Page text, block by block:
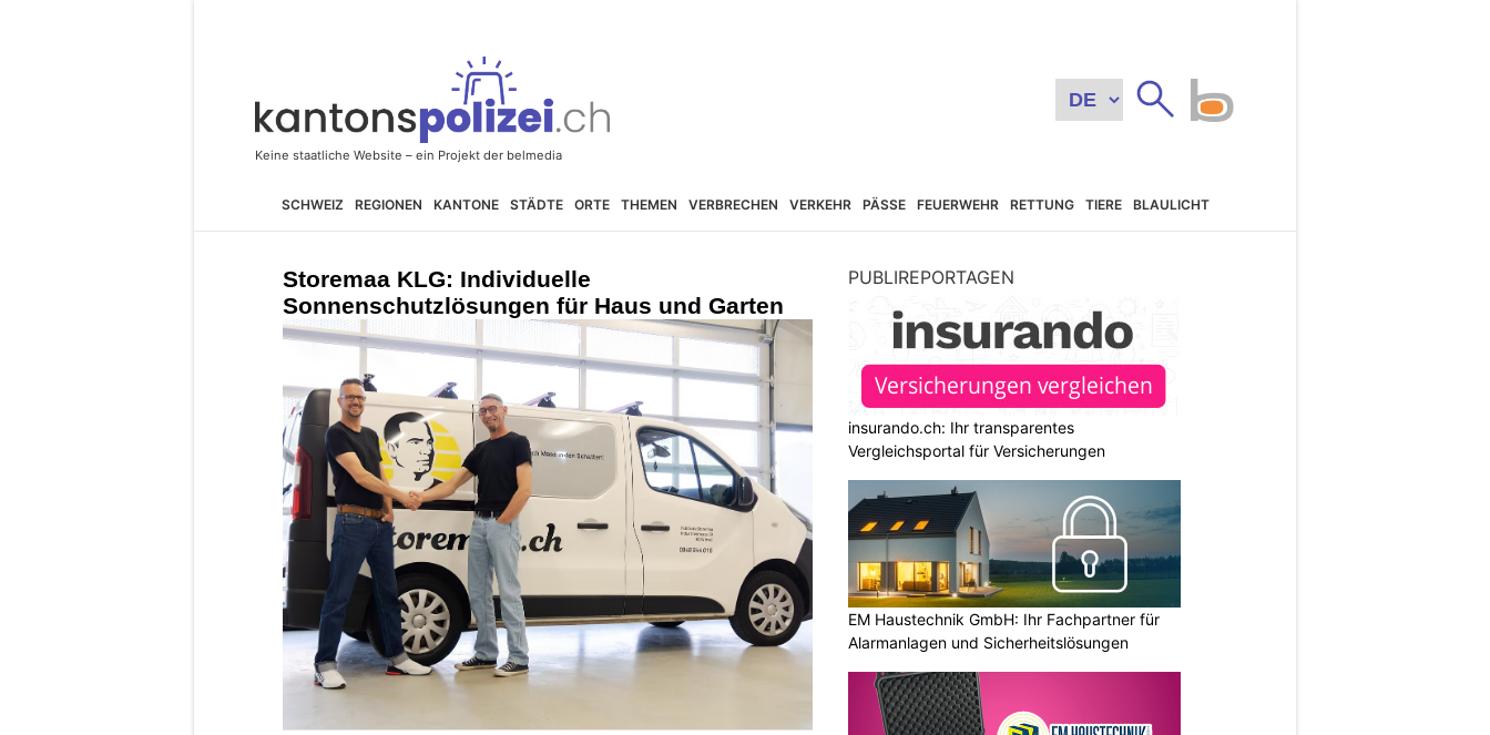
SCHWEIZ REGIONEN KANTONE STÄDTE ORTE THEMEN VERBRECHEN VERKEHR PÄSSE FEUERWEHR RETTUNG TIERE BLAULICHT
Storemaa KLG: Individuelle
Sonnenschutzlösungen für Haus und Garten
PUBLIREPORTAGEN
insurando.ch: Ihr transparentes
Vergleichsportal für Versicherungen
EM Haustechnik GmbH: Ihr Fachpartner für
Alarmanlagen und Sicherheitslösungen